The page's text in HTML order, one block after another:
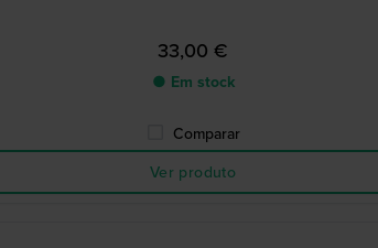
33,00 €
● Em stock
Comparar
Ver produto